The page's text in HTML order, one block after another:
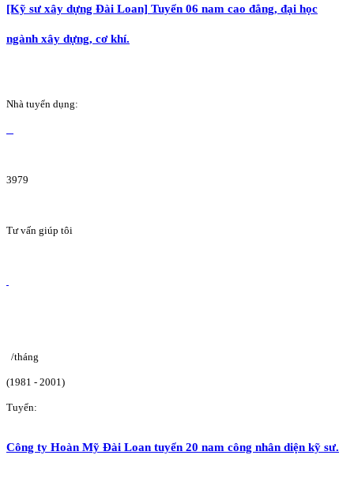
[Kỹ sư xây dựng Đài Loan] Tuyển 06 nam cao đẳng, đại học
ngành xây dựng, cơ khí.
Nhà tuyển dụng:
3979
Tư vấn giúp tôi
/tháng
(1981 - 2001)
Tuyển:
Công ty Hoàn Mỹ Đài Loan tuyển 20 nam công nhân diện kỹ sư.